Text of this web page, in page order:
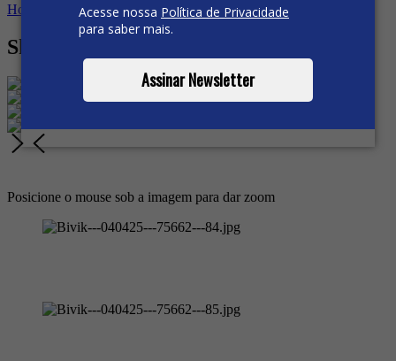
Acesse nossa Política de Privacidade
para saber mais.
Assinar Newsletter
Home Feminino Short SARJA Short Social Sarja Feminino
Short Social Sarja Feminino
Posicione o mouse sob a imagem para dar zoom